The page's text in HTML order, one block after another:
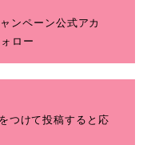
ンペーン公式アカ
ロー
つけて投稿すると応